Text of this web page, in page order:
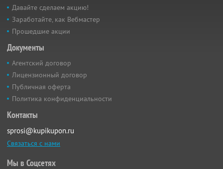
Давайте сделаем акцию!
Заработайте, как Вебмастер
Прошедшие акции
Документы
Агентский договор
Лицензионный договор
Публичная оферта
Политика конфиденциальности
Контакты
sprosi@kupikupon.ru
Связаться с нами
Мы в Соцсетях